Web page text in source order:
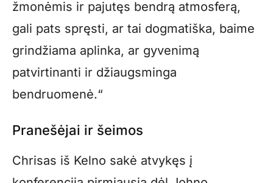
žmonėmis ir pajutęs bendrą atmosferą,
gali pats spręsti, ar tai dogmatiška, baime
grindžiama aplinka, ar gyvenimą
patvirtinanti ir džiaugsminga
bendruomenė.“
Pranešėjai ir šeimos
Chrisas iš Kelno sakė atvykęs į